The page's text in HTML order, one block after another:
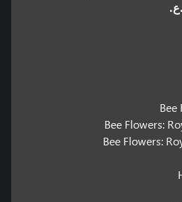
Bee
Bee Flowers:
Bee Flowers: